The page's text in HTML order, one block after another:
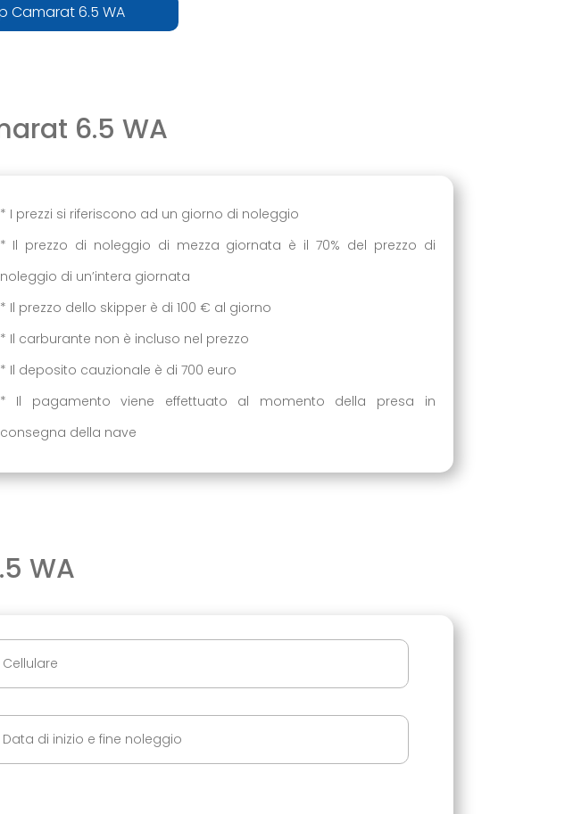
Camarat 6.5 WA
6.5 WA
* I prezzi si riferiscono ad un giorno di noleggio
* Il prezzo di noleggio di mezza giornata è il 70% del prezzo di
noleggio di un’intera giornata
* Il prezzo dello skipper è di 100 € al giorno
* Il carburante non è incluso nel prezzo
* Il deposito cauzionale è di 700 euro
* Il pagamento viene effettuato al momento della presa in
consegna della nave
WA